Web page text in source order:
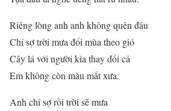
Riêng lòng anh anh không quên đâu
Chỉ sợ trời mưa đổi mùa theo gió
Cây lá với người kia thay đổi cả
Em không còn màu mắt xưa.
Anh chỉ sợ rồi trời sẽ mưa